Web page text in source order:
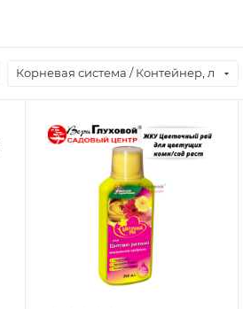
Корневая система / Контейнер, л